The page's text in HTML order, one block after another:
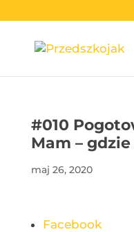
#010
Mam –
maj 26, 2020
Facebook